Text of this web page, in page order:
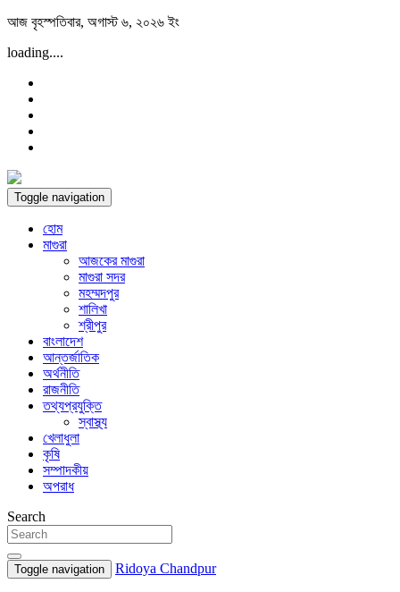
Skip
content
আজ বৃহস্পতিবার, অগাস্ট ৬, ২০২৬ ইং
loading....
Toggle navigation
হোম
মাগুরা
আজকের মাগুরা
মাগুরা সদর
মহম্মদপুর
শালিখা
শ্রীপুর
বাংলাদেশ
আন্তর্জাতিক
অর্থনীতি
রাজনীতি
তথ্যপ্রযুক্তি
স্বাস্থ্য
খেলাধুলা
কৃষি
সম্পাদকীয়
অপরাধ
Search
Toggle navigation Ridoya Chandpur